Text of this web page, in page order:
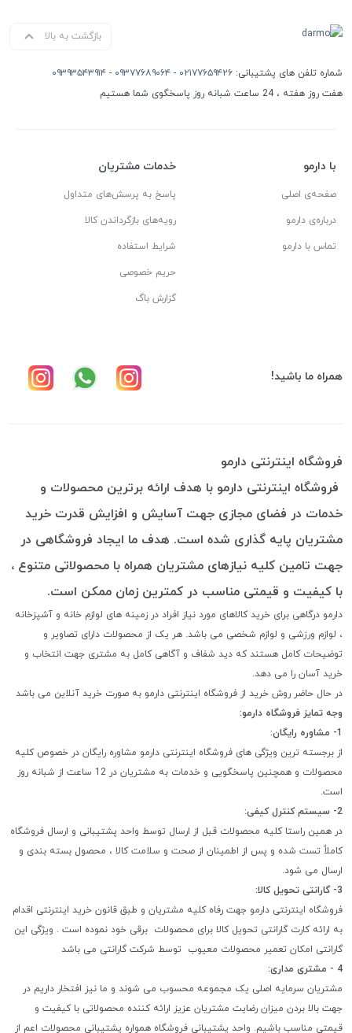
بازگشت به بالا
شماره تلفن های پشتیبانی: ۰۲۱۷۷۶۵۹۴۲۶ - ۰۹۳۷۷۶۸۹۰۶۴ - ۰۹۳۹۳۵۴۳۹۱۴
هفت روز هفته ، 24 ساعت شبانه روز پاسخگوی شما هستیم
با دارمو
صفحه‌ی اصلی
درباره‌ی دارمو
تماس با دارمو
خدمات مشتریان
پاسخ به پرسش‌های متداول
رویه‌های بازگرداندن کالا
شرایط استفاده
حریم خصوصی
گزارش باگ
همراه ما باشید!
فروشگاه اینترنتی دارمو
فروشگاه اینترنتی دارمو با هدف ارائه برترین محصولات و
خدمات در فضای مجازی جهت آسایش و افزایش قدرت خرید
مشتریان پایه گذاری شده است. هدف ما ایجاد فروشگاهی در
جهت تامین کلیه نیازهای مشتریان همراه با محصولاتی متنوع ،
با کیفیت و قیمتی مناسب در کمترین زمان ممکن است.
دارمو درگاهی برای خرید کالاهای مورد نیاز افراد در زمینه های لوازم خانه و آشپزخانه
، لوازم ورزشی و لوازم شخصی می باشد. هر یک از محصولات دارای تصاویر و
توضیحات کامل هستند که دید شفاف و آگاهی کامل به مشتری جهت انتخاب و
خرید آسان را می دهد.
در حال حاضر روش خرید از فروشگاه اینترنتی دارمو به صورت خرید آنلاین می باشد
وجه تمایز فروشگاه دارمو:
1- مشاوره رایگان:
از برجسته ترین ویژگی های فروشگاه اینترنتی دارمو مشاوره رایگان در خصوص کلیه
محصولات و همچنین پاسخگویی و خدمات به مشتریان در 12 ساعت از شبانه روز
است.
2- سیستم کنترل کیفی:
در همین راستا کلیه محصولات قبل از ارسال توسط واحد پشتیبانی و ارسال فروشگاه
کاملاٌ تست شده و پس از اطمینان از صحت و سلامت کالا ، محصول بسته بندی و
ارسال می شود.
3- گارانتی تحویل کالا:
فروشگاه اینترنتی دارمو جهت رفاه کلیه مشتریان و طبق قانون خرید اینترنتی اقدام
به ارائه کارت گارانتی تحویل کالا برای محصولات برقی خود نموده است . ویژگی این
گارانتی امکان تعمیر محصولات معیوب توسط شرکت گارانتی می باشد
4 - مشتری مداری:
مشتریان سرمایه اصلی یک مجموعه محسوب می شوند و ما نیز افتخار داریم در
جهت بالا بردن میزان رضایت مشتریان عزیز ارائه کننده محصولاتی با کیفیت و
قیمتی مناسب باشیم. واحد پشتیبانی فروشگاه همواره پشتیبانی محصولات اعم از